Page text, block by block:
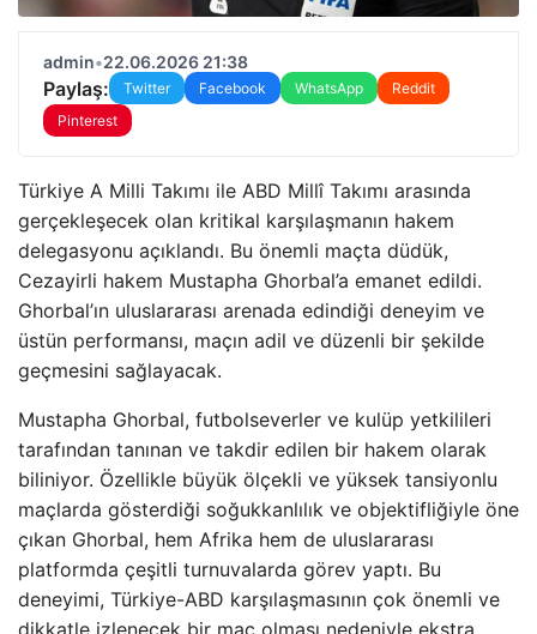
admin•22.06.2026 21:38
Paylaş: Twitter Facebook WhatsApp
Reddit
Pinterest
Türkiye A Milli Takımı ile ABD Millî Takımı arasında
gerçekleşecek olan kritikal karşılaşmanın hakem
delegasyonu açıklandı. Bu önemli maçta düdük,
Cezayirli hakem Mustapha Ghorbal’a emanet edildi.
Ghorbal’ın uluslararası arenada edindiği deneyim ve
üstün performansı, maçın adil ve düzenli bir şekilde
geçmesini sağlayacak.
Mustapha Ghorbal, futbolseverler ve kulüp yetkilileri
tarafından tanınan ve takdir edilen bir hakem olarak
biliniyor. Özellikle büyük ölçekli ve yüksek tansiyonlu
maçlarda gösterdiği soğukkanlılık ve objektifliğiyle öne
çıkan Ghorbal, hem Afrika hem de uluslararası
platformda çeşitli turnuvalarda görev yaptı. Bu
deneyimi, Türkiye-ABD karşılaşmasının çok önemli ve
dikkatle izlenecek bir maç olması nedeniyle ekstra